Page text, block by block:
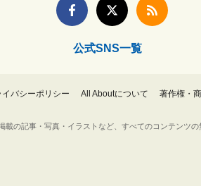
公式SNS一覧
イバシーポリシー All Aboutについて 著作権・
載の記事・写真・イラストなど、すべてのコンテンツ